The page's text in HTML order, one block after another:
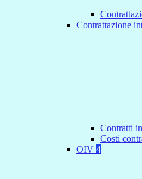
Contrattazione
Contratti
Costi
OIV 4